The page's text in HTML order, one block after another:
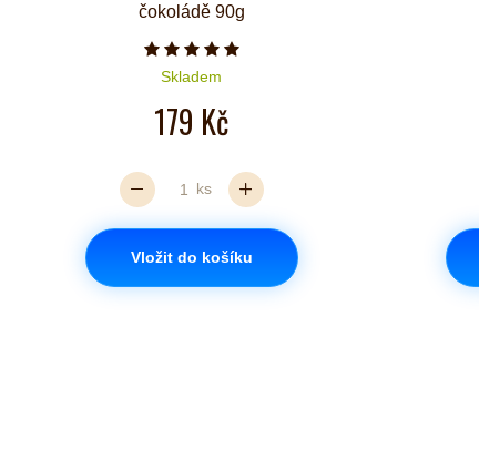
čokoládě 90g
Počet hvězdiček je 5 z 5
Skladem
179 Kč
ks
Vložit do košíku